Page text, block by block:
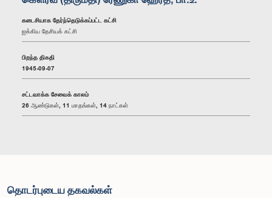
கடைசியாக தேர்ந்தெடுக்கப்பட்ட கட்சி
ஐக்கிய தேசியக் கட்சி
பிறந்த திகதி
1945-09-07
சட்டவாக்க சேவைக் காலம்
26 ஆண்டுகள், 11 மாதங்கள், 14 நாட்கள்
தொடர்புடைய தகவல்கள்